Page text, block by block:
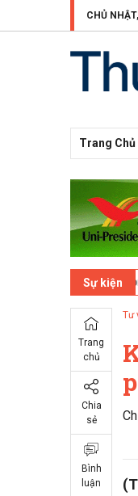
CHỦ NHẬT,
Trang Chủ
Sự kiện
London, UK - Hội
Trang
chủ
Chia
sẻ
Bình
luận
Tư